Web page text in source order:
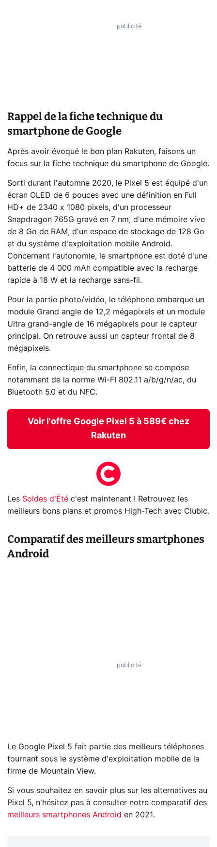
Rappel de la fiche technique du
smartphone de Google
Après avoir évoqué le bon plan Rakuten, faisons un
focus sur la fiche technique du smartphone de Google.
Sorti durant l'automne 2020, le Pixel 5 est équipé d'un
écran OLED de 6 pouces avec une définition en Full
HD+ de 2340 x 1080 pixels, d'un processeur
Snapdragon 765G gravé en 7 nm, d'une mémoire vive
de 8 Go de RAM, d'un espace de stockage de 128 Go
et du système d'exploitation mobile Android.
Concernant l'autonomie, le smartphone est doté d'une
batterie de 4 000 mAh compatible avec la recharge
rapide à 18 W et la recharge sans-fil.
Pour la partie photo/vidéo, le téléphone embarque un
module Grand angle de 12,2 mégapixels et un module
Ultra grand-angle de 16 mégapixels pour le capteur
principal. On retrouve aussi un capteur frontal de 8
mégapixels.
Enfin, la connectique du smartphone se compose
notamment de la norme Wi-FI 802.11 a/b/g/n/ac, du
Bluetooth 5.0 et du NFC.
Voir l'offre Google Pixel 5 à 589€ chez
Rakuten
Les Soldes d'Été c'est maintenant ! Retrouvez les
meilleurs bons plans et promos High-Tech avec Clubic.
Comparatif des meilleurs smartphones
Android
Le Google Pixel 5 fait partie des meilleurs téléphones
tournant sous le système d'exploitation mobile de la
firme de Mountain View.
Si vous souhaitez en savoir plus sur les alternatives au
Pixel 5, n'hésitez pas à consulter notre comparatif des
meilleurs smartphones Android en 2021.